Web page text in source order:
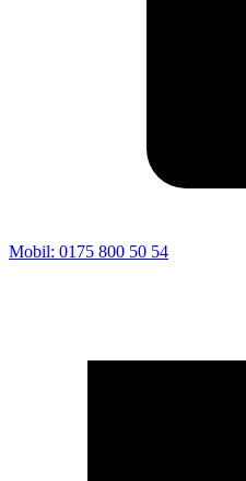
Mobil: 0175 800 50 54